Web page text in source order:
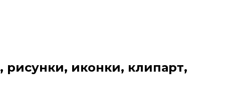
рисунки, иконки, клипарт,